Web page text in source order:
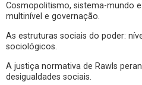
Cosmopolitismo, sistema-mundo
multinível e governação.
As estruturas sociais do poder:
sociológicos.
A justiça normativa de Rawls
desigualdades sociais.